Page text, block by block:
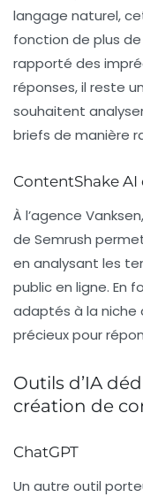
langage naturel,
fonction de plus
rapporté des
réponses, il reste
souhaitent
briefs de manière
ContentShake AI
À l’agence
de Semrush
en analysant les
public en ligne. En
adaptés à la niche
précieux pour
Outils d’IA
création de
ChatGPT
Un autre outil